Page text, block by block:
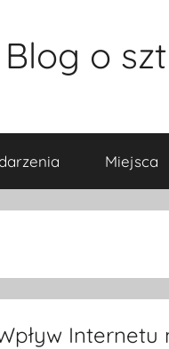
o
Miejsca
Internetu